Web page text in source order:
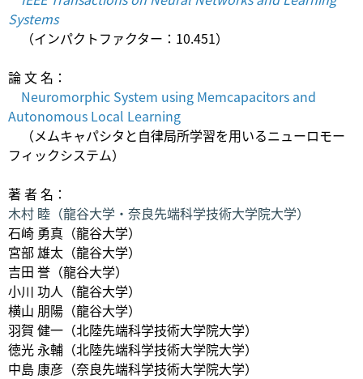
Systems
（インパクトファクター：10.451）
論 文 名：
Neuromorphic System using Memcapacitors and
Autonomous Local Learning
（メムキャパシタと自律局所学習を用いるニューロモー
フィックシステム）
著 者 名：
木村 睦（龍谷大学・奈良先端科学技術大学院大学）
石崎 勇真（龍谷大学）
宮部 雄太（龍谷大学）
吉田 誉（龍谷大学）
小川 功人（龍谷大学）
横山 朋陽（龍谷大学）
羽賀 健一（北陸先端科学技術大学院大学）
徳光 永輔（北陸先端科学技術大学院大学）
中島 康彦（奈良先端科学技術大学院大学）